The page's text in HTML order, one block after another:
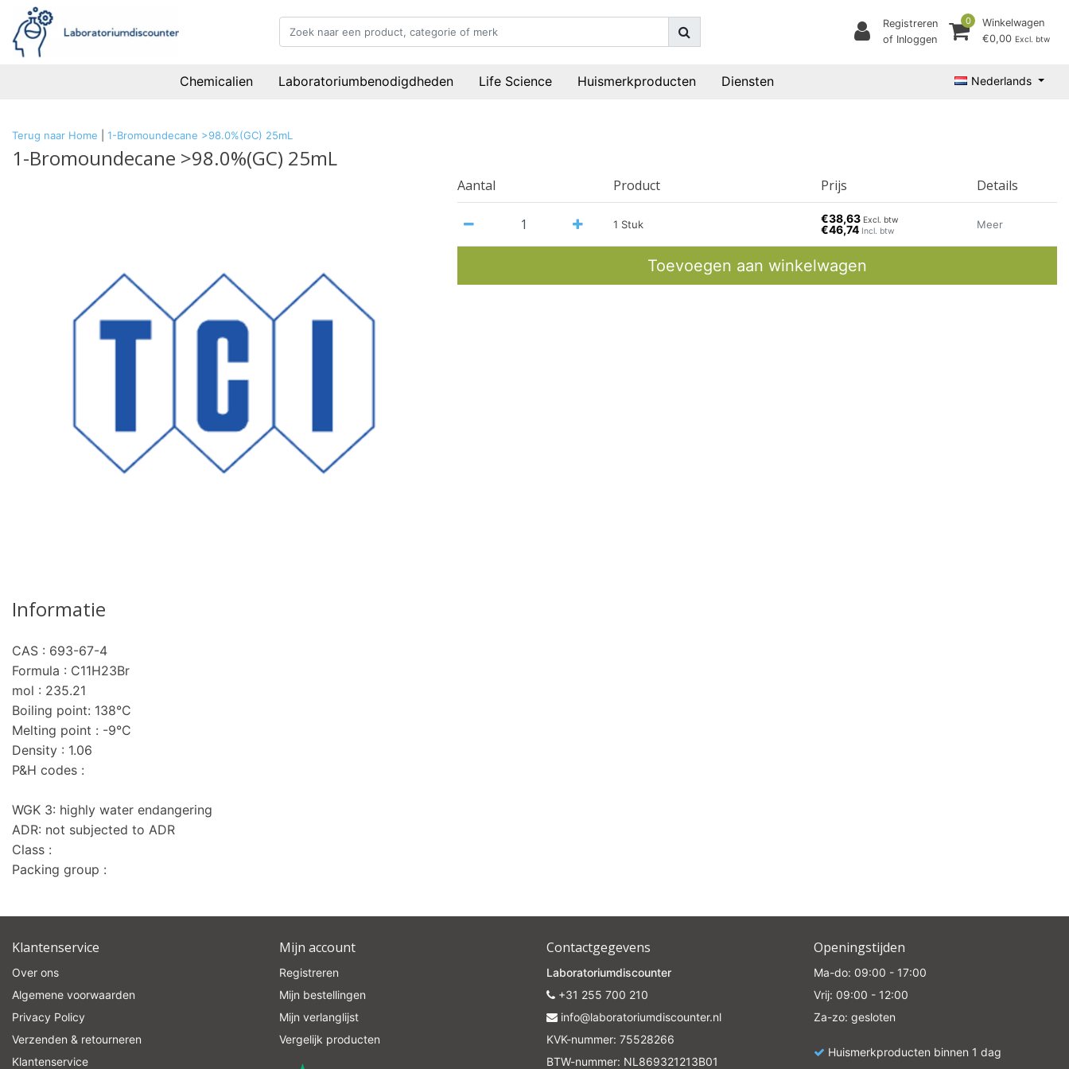
Registreren
of Inloggen
0
Winkelwagen
€0,00 Excl. btw
Chemicalien Laboratoriumbenodigdheden Life Science Huismerkproducten Diensten Nederlands
Terug naar Home 1-Bromoundecane >98.0%(GC) 25mL
1-Bromoundecane >98.0%(GC) 25mL
Aantal Product Prijs Details
1 Stuk €38,63 Excl. btw
€46,74 Incl. btw
Meer
Toevoegen aan winkelwagen
Informatie
CAS : 693-67-4
Formula : C11H23Br
mol : 235.21
Boiling point: 138°C
Melting point : -9°C
Density : 1.06
P&H codes :
WGK 3: highly water endangering
ADR: not subjected to ADR
Class :
Packing group :
Klantenservice
Over ons
Algemene voorwaarden
Privacy Policy
Verzenden & retourneren
Klantenservice
Mijn account
Registreren
Mijn bestellingen
Mijn verlanglijst
Vergelijk producten
Contactgegevens
Laboratoriumdiscounter
+31 255 700 210
info@laboratoriumdiscounter.nl
KVK-nummer: 75528266
BTW-nummer: NL869321213B01
Openingstijden
Ma-do: 09:00 - 17:00
Vrij: 09:00 - 12:00
Za-zo: gesloten
Huismerkproducten binnen 1 dag